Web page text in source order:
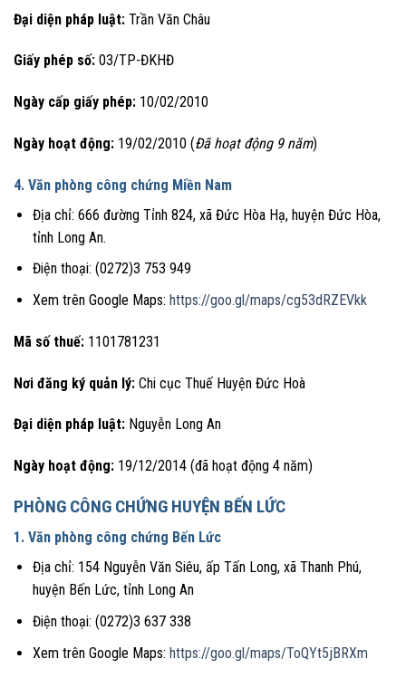
Đại diện pháp luật: Trần Văn Châu
Giấy phép số: 03/TP-ĐKHĐ
Ngày cấp giấy phép: 10/02/2010
Ngày hoạt động: 19/02/2010 (Đã hoạt động 9 năm)
4. Văn phòng công chứng Miền Nam
Địa chỉ: 666 đường Tỉnh 824, xã Đức Hòa Hạ, huyện Đức Hòa,
tỉnh Long An.
Điện thoại: (0272)3 753 949
Xem trên Google Maps: https://goo.gl/maps/cg53dRZEVkk
Mã số thuế: 1101781231
Nơi đăng ký quản lý: Chi cục Thuế Huyện Đức Hoà
Đại diện pháp luật: Nguyễn Long An
Ngày hoạt động: 19/12/2014 (đã hoạt động 4 năm)
PHÒNG CÔNG CHỨNG HUYỆN BẾN LỨC
1. Văn phòng công chứng Bến Lức
Địa chỉ: 154 Nguyễn Văn Siêu, ấp Tấn Long, xã Thanh Phú,
huyện Bến Lức, tỉnh Long An
Điện thoại: (0272)3 637 338
Xem trên Google Maps: https://goo.gl/maps/ToQYt5jBRXm